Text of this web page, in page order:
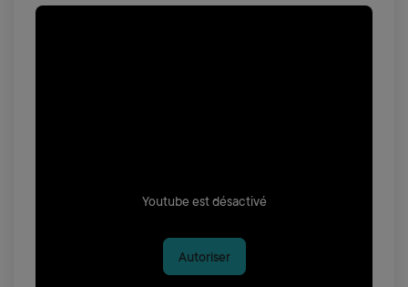
Youtube est désactivé
Autoriser